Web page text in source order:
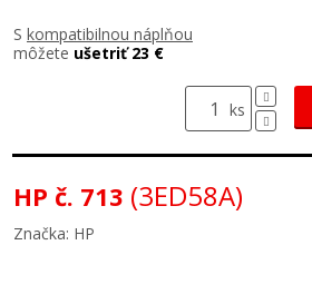
S kompatibilnou náplňou
môžete ušetriť 23 €
ks
HP č. 713 (3ED58A)
Značka: HP